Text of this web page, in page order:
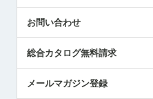
お問い合わせ
総合カタログ無料請求
メールマガジン登録